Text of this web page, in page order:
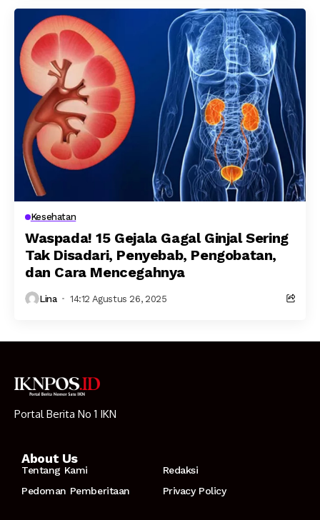
Kesehatan
Waspada! 15 Gejala Gagal Ginjal Sering
Tak Disadari, Penyebab, Pengobatan,
dan Cara Mencegahnya
Lina 14:12 Agustus 26, 2025
Portal Berita No 1 IKN
About Us
Tentang Kami
Redaksi
Pedoman Pemberitaan
Privacy Policy